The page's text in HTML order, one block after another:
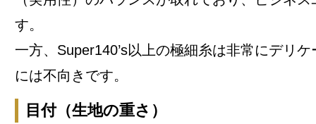
す。
一方、Super140’s以上の極細糸は非常にデリ
には不向きです。
目付（生地の重さ）